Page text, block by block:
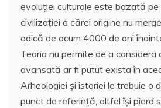
evoluţiei culturale este bazată pe
civilizaţiei a cărei origine nu
adică de acum 4000 de ani
Teoria nu permite de a considera
avansată ar fi putut exista în
Arheologiei şi istoriei le trebuie o
punct de referinţă, altfel îşi pierd